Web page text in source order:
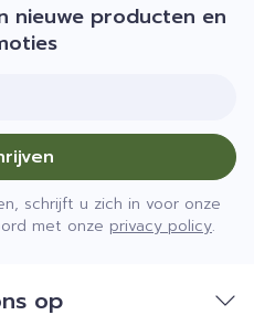
nieuwe producten en
schrijft u zich in voor onze
met onze privacy policy.
op